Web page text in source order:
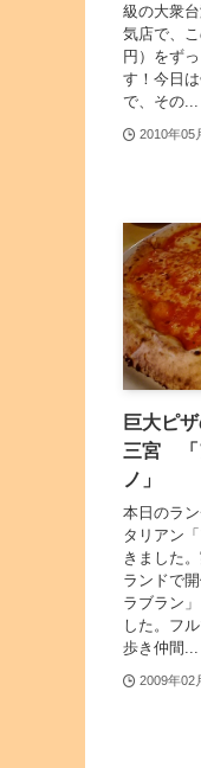
級の大衆
気店で、
円）をず
す！今日
で、その...
2010年05
巨大ピ
三宮 「
ノ」
本日のラ
タリアン
きました
ランドで
ラブラン
した。フ
歩き仲間...
2009年02